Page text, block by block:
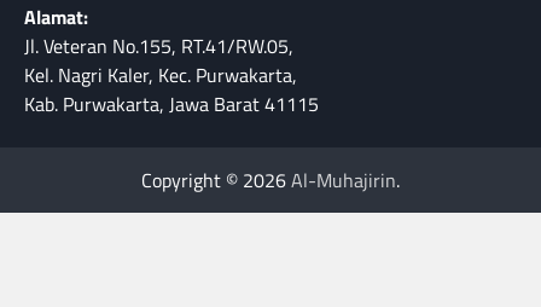
Alamat:
Jl. Veteran No.155, RT.41/RW.05,
Kel. Nagri Kaler, Kec. Purwakarta,
Kab. Purwakarta, Jawa Barat 41115
Copyright © 2026Al-Muhajirin.